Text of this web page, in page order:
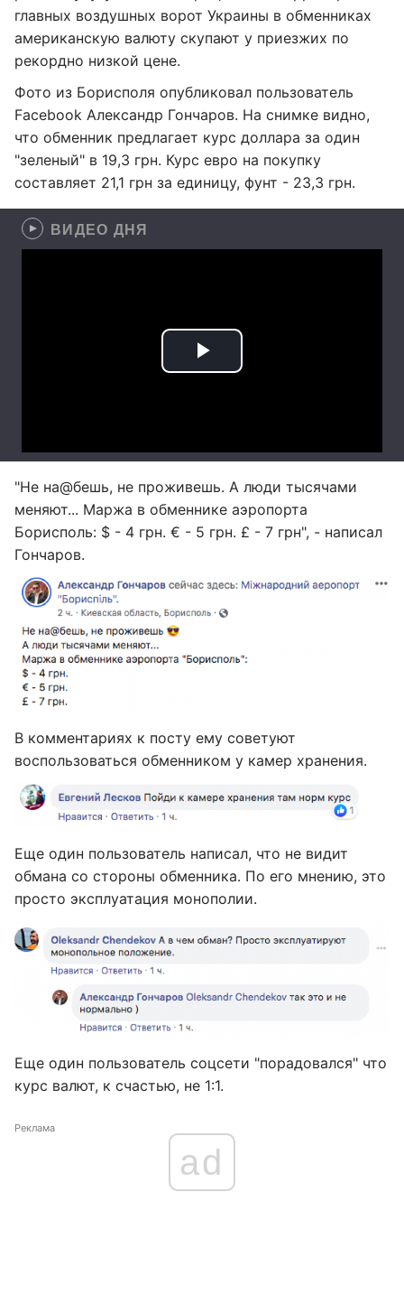
главных воздушных ворот Украины в обменниках
американскую валюту скупают у приезжих по
рекордно низкой цене.
Фото из Борисполя опубликовал пользователь
Facebook Александр Гончаров. На снимке видно,
что обменник предлагает курс доллара за один
"зеленый" в 19,3 грн. Курс евро на покупку
составляет 21,1 грн за единицу, фунт - 23,3 грн.
ВИДЕО ДНЯ
"Не на@бешь, не проживешь. А люди тысячами
меняют... Маржа в обменнике аэропорта
Борисполь: $ - 4 грн. € - 5 грн. £ - 7 грн", - написал
Гончаров.
В комментариях к посту ему советуют
воспользоваться обменником у камер хранения.
Еще один пользователь написал, что не видит
обмана со стороны обменника. По его мнению, это
просто эксплуатация монополии.
Еще один пользователь соцсети "порадовался" что
курс валют, к счастью, не 1:1.
Реклама
ad